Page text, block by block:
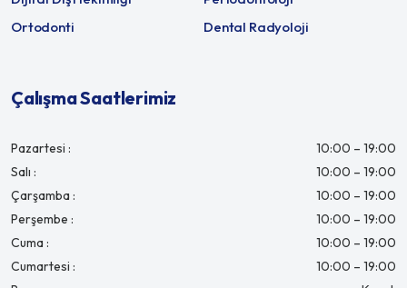
Ortodonti
Dental Radyoloji
Çalışma Saatlerimiz
Pazartesi :
10:00 – 19:00
Salı :
10:00 – 19:00
Çarşamba :
10:00 – 19:00
Perşembe :
10:00 – 19:00
Cuma :
10:00 – 19:00
Cumartesi :
10:00 – 19:00